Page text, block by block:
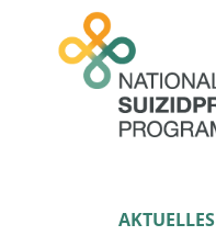
AKTUELLES